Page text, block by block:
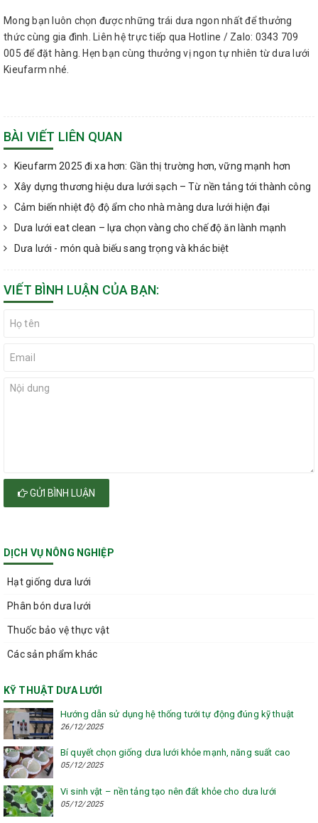
Mong bạn luôn chọn được những trái dưa ngon nhất để thưởng
thức cùng gia đình. Liên hệ trực tiếp qua Hotline / Zalo: 0343 709
005 để đặt hàng. Hẹn bạn cùng thưởng vị ngon tự nhiên từ dưa lưới
Kieufarm nhé.
BÀI VIẾT LIÊN QUAN
Kieufarm 2025 đi xa hơn: Gần thị trường hơn, vững mạnh hơn
Xây dựng thương hiệu dưa lưới sạch – Từ nền tảng tới thành công
Cảm biến nhiệt độ độ ẩm cho nhà màng dưa lưới hiện đại
Dưa lưới eat clean – lựa chọn vàng cho chế độ ăn lành mạnh
Dưa lưới - món quà biếu sang trọng và khác biệt
VIẾT BÌNH LUẬN CỦA BẠN:
GỬI BÌNH LUẬN
DỊCH VỤ NÔNG NGHIỆP
Hạt giống dưa lưới
Phân bón dưa lưới
Thuốc bảo vệ thực vật
Các sản phẩm khác
KỸ THUẬT DƯA LƯỚI
Hướng dẫn sử dụng hệ thống tưới tự động đúng kỹ thuật
26/12/2025
Bí quyết chọn giống dưa lưới khỏe mạnh, năng suất cao
05/12/2025
Vi sinh vật – nền tảng tạo nên đất khỏe cho dưa lưới
05/12/2025